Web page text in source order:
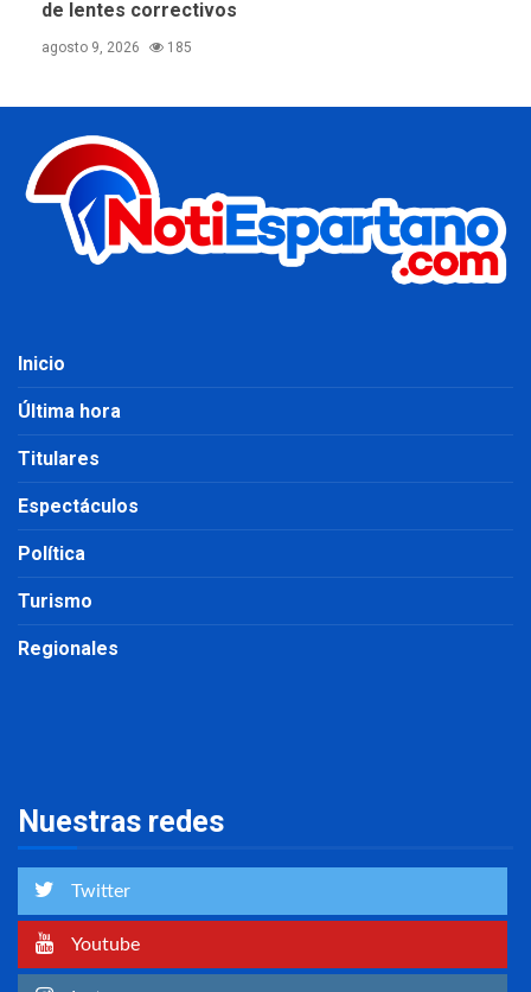
de lentes correctivos
agosto 9, 2026 185
Inicio
Última hora
Titulares
Espectáculos
Política
Turismo
Regionales
Nuestras redes
Twitter
Youtube